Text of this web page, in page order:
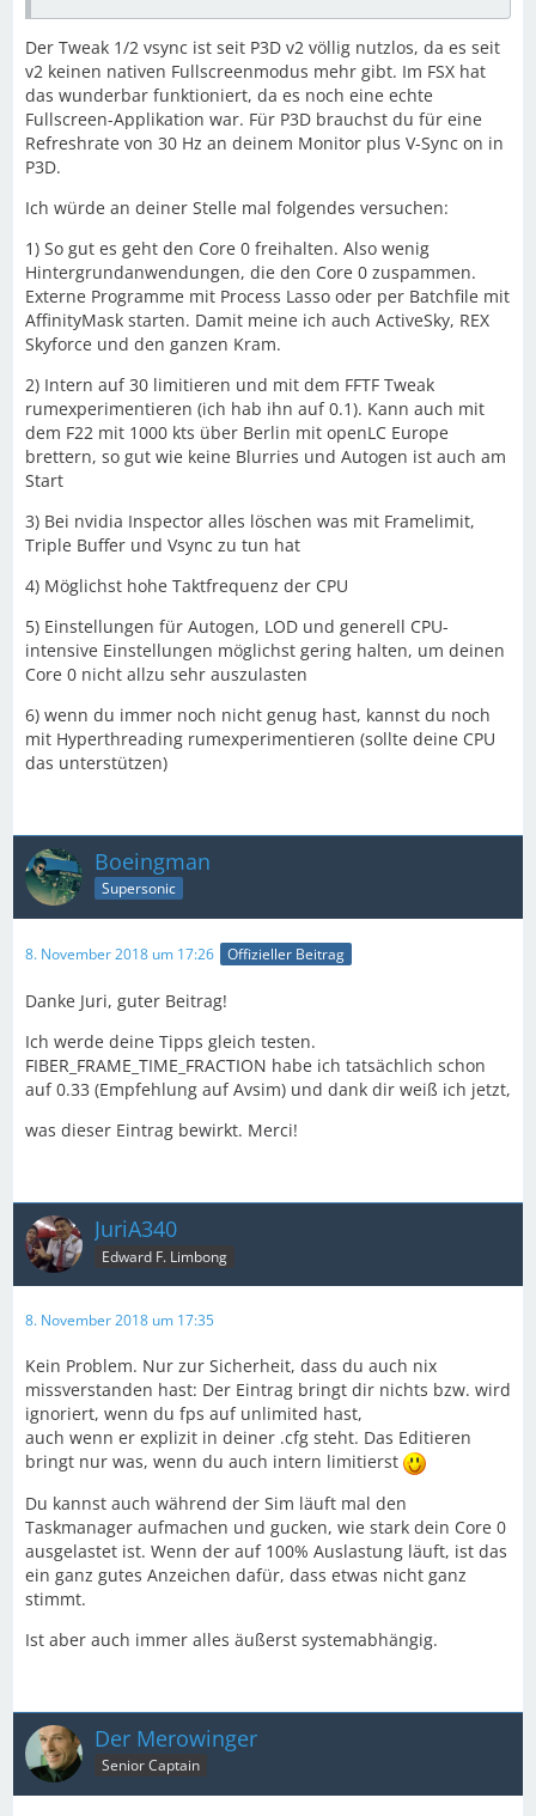
Der Tweak 1/2 vsync ist seit P3D v2 völlig nutzlos, da es seit
v2 keinen nativen Fullscreenmodus mehr gibt. Im FSX hat
das wunderbar funktioniert, da es noch eine echte
Fullscreen-Applikation war. Für P3D brauchst du für eine
Refreshrate von 30 Hz an deinem Monitor plus V-Sync on in
P3D.
Ich würde an deiner Stelle mal folgendes versuchen:
1) So gut es geht den Core 0 freihalten. Also wenig
Hintergrundanwendungen, die den Core 0 zuspammen.
Externe Programme mit Process Lasso oder per Batchfile mit
AffinityMask starten. Damit meine ich auch ActiveSky, REX
Skyforce und den ganzen Kram.
2) Intern auf 30 limitieren und mit dem FFTF Tweak
rumexperimentieren (ich hab ihn auf 0.1). Kann auch mit
dem F22 mit 1000 kts über Berlin mit openLC Europe
brettern, so gut wie keine Blurries und Autogen ist auch am
Start
3) Bei nvidia Inspector alles löschen was mit Framelimit,
Triple Buffer und Vsync zu tun hat
4) Möglichst hohe Taktfrequenz der CPU
5) Einstellungen für Autogen, LOD und generell CPU-
intensive Einstellungen möglichst gering halten, um deinen
Core 0 nicht allzu sehr auszulasten
6) wenn du immer noch nicht genug hast, kannst du noch
mit Hyperthreading rumexperimentieren (sollte deine CPU
das unterstützen)
Boeingman
Supersonic
8. November 2018 um 17:26 Offizieller Beitrag
Danke Juri, guter Beitrag!
Ich werde deine Tipps gleich testen.
FIBER_FRAME_TIME_FRACTION habe ich tatsächlich schon
auf 0.33 (Empfehlung auf Avsim) und dank dir weiß ich jetzt,
was dieser Eintrag bewirkt. Merci!
JuriA340
Edward F. Limbong
8. November 2018 um 17:35
Kein Problem. Nur zur Sicherheit, dass du auch nix
missverstanden hast: Der Eintrag bringt dir nichts bzw. wird
ignoriert, wenn du fps auf unlimited hast,
auch wenn er explizit in deiner .cfg steht. Das Editieren
bringt nur was, wenn du auch intern limitierst
Du kannst auch während der Sim läuft mal den
Taskmanager aufmachen und gucken, wie stark dein Core 0
ausgelastet ist. Wenn der auf 100% Auslastung läuft, ist das
ein ganz gutes Anzeichen dafür, dass etwas nicht ganz
stimmt.
Ist aber auch immer alles äußerst systemabhängig.
Der Merowinger
Senior Captain